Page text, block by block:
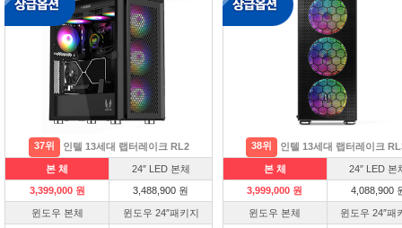
37위 인텔 13세대 랩터레이크 RL2
본 체
24″ LED 본체
3,399,000 원
3,488,900 원
윈도우 본체
윈도우 24″패키지
38위 인텔 13세대 랩터레이크
본 체
24″ LED 본
3,999,000 원
4,088,900
윈도우 본체
윈도우 24″패